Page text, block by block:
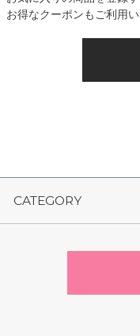
お得なクーポンもご利用い
CATEGORY